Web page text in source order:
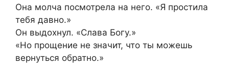
Она молча посмотрела на него. «Я простила
тебя давно.»
Он выдохнул. «Слава Богу.»
«Но прощение не значит, что ты можешь
вернуться обратно.»